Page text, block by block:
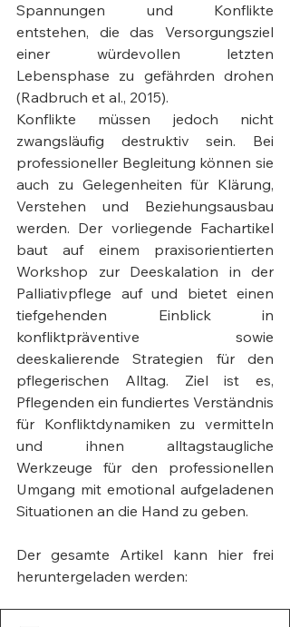
Spannungen und Konflikte
entstehen, die das Versorgungsziel
einer würdevollen letzten
Lebensphase zu gefährden drohen
(Radbruch et al., 2015).
Konflikte müssen jedoch nicht
zwangsläufig destruktiv sein. Bei
professioneller Begleitung können sie
auch zu Gelegenheiten für Klärung,
Verstehen und Beziehungsausbau
werden. Der vorliegende Fachartikel
baut auf einem praxisorientierten
Workshop zur Deeskalation in der
Palliativpflege auf und bietet einen
tiefgehenden Einblick in
konfliktpräventive sowie
deeskalierende Strategien für den
pflegerischen Alltag. Ziel ist es,
Pflegenden ein fundiertes Verständnis
für Konfliktdynamiken zu vermitteln
und ihnen alltagstaugliche
Werkzeuge für den professionellen
Umgang mit emotional aufgeladenen
Situationen an die Hand zu geben.
Der gesamte Artikel kann hier frei
heruntergeladen werden: